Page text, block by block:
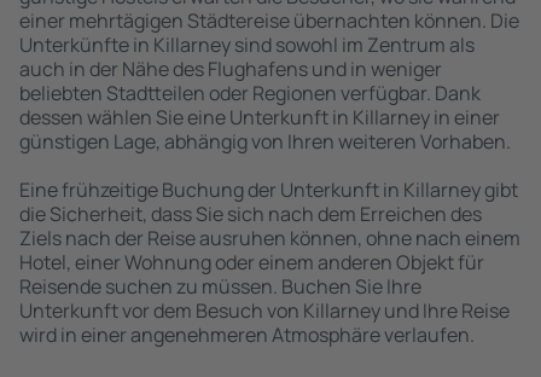
einer mehrtägigen Städtereise übernachten können. Die
Unterkünfte in Killarney sind sowohl im Zentrum als
auch in der Nähe des Flughafens und in weniger
beliebten Stadtteilen oder Regionen verfügbar. Dank
dessen wählen Sie eine Unterkunft in Killarney in einer
günstigen Lage, abhängig von Ihren weiteren Vorhaben.
Eine frühzeitige Buchung der Unterkunft in Killarney gibt
die Sicherheit, dass Sie sich nach dem Erreichen des
Ziels nach der Reise ausruhen können, ohne nach einem
Hotel, einer Wohnung oder einem anderen Objekt für
Reisende suchen zu müssen. Buchen Sie Ihre
Unterkunft vor dem Besuch von Killarney und Ihre Reise
wird in einer angenehmeren Atmosphäre verlaufen.